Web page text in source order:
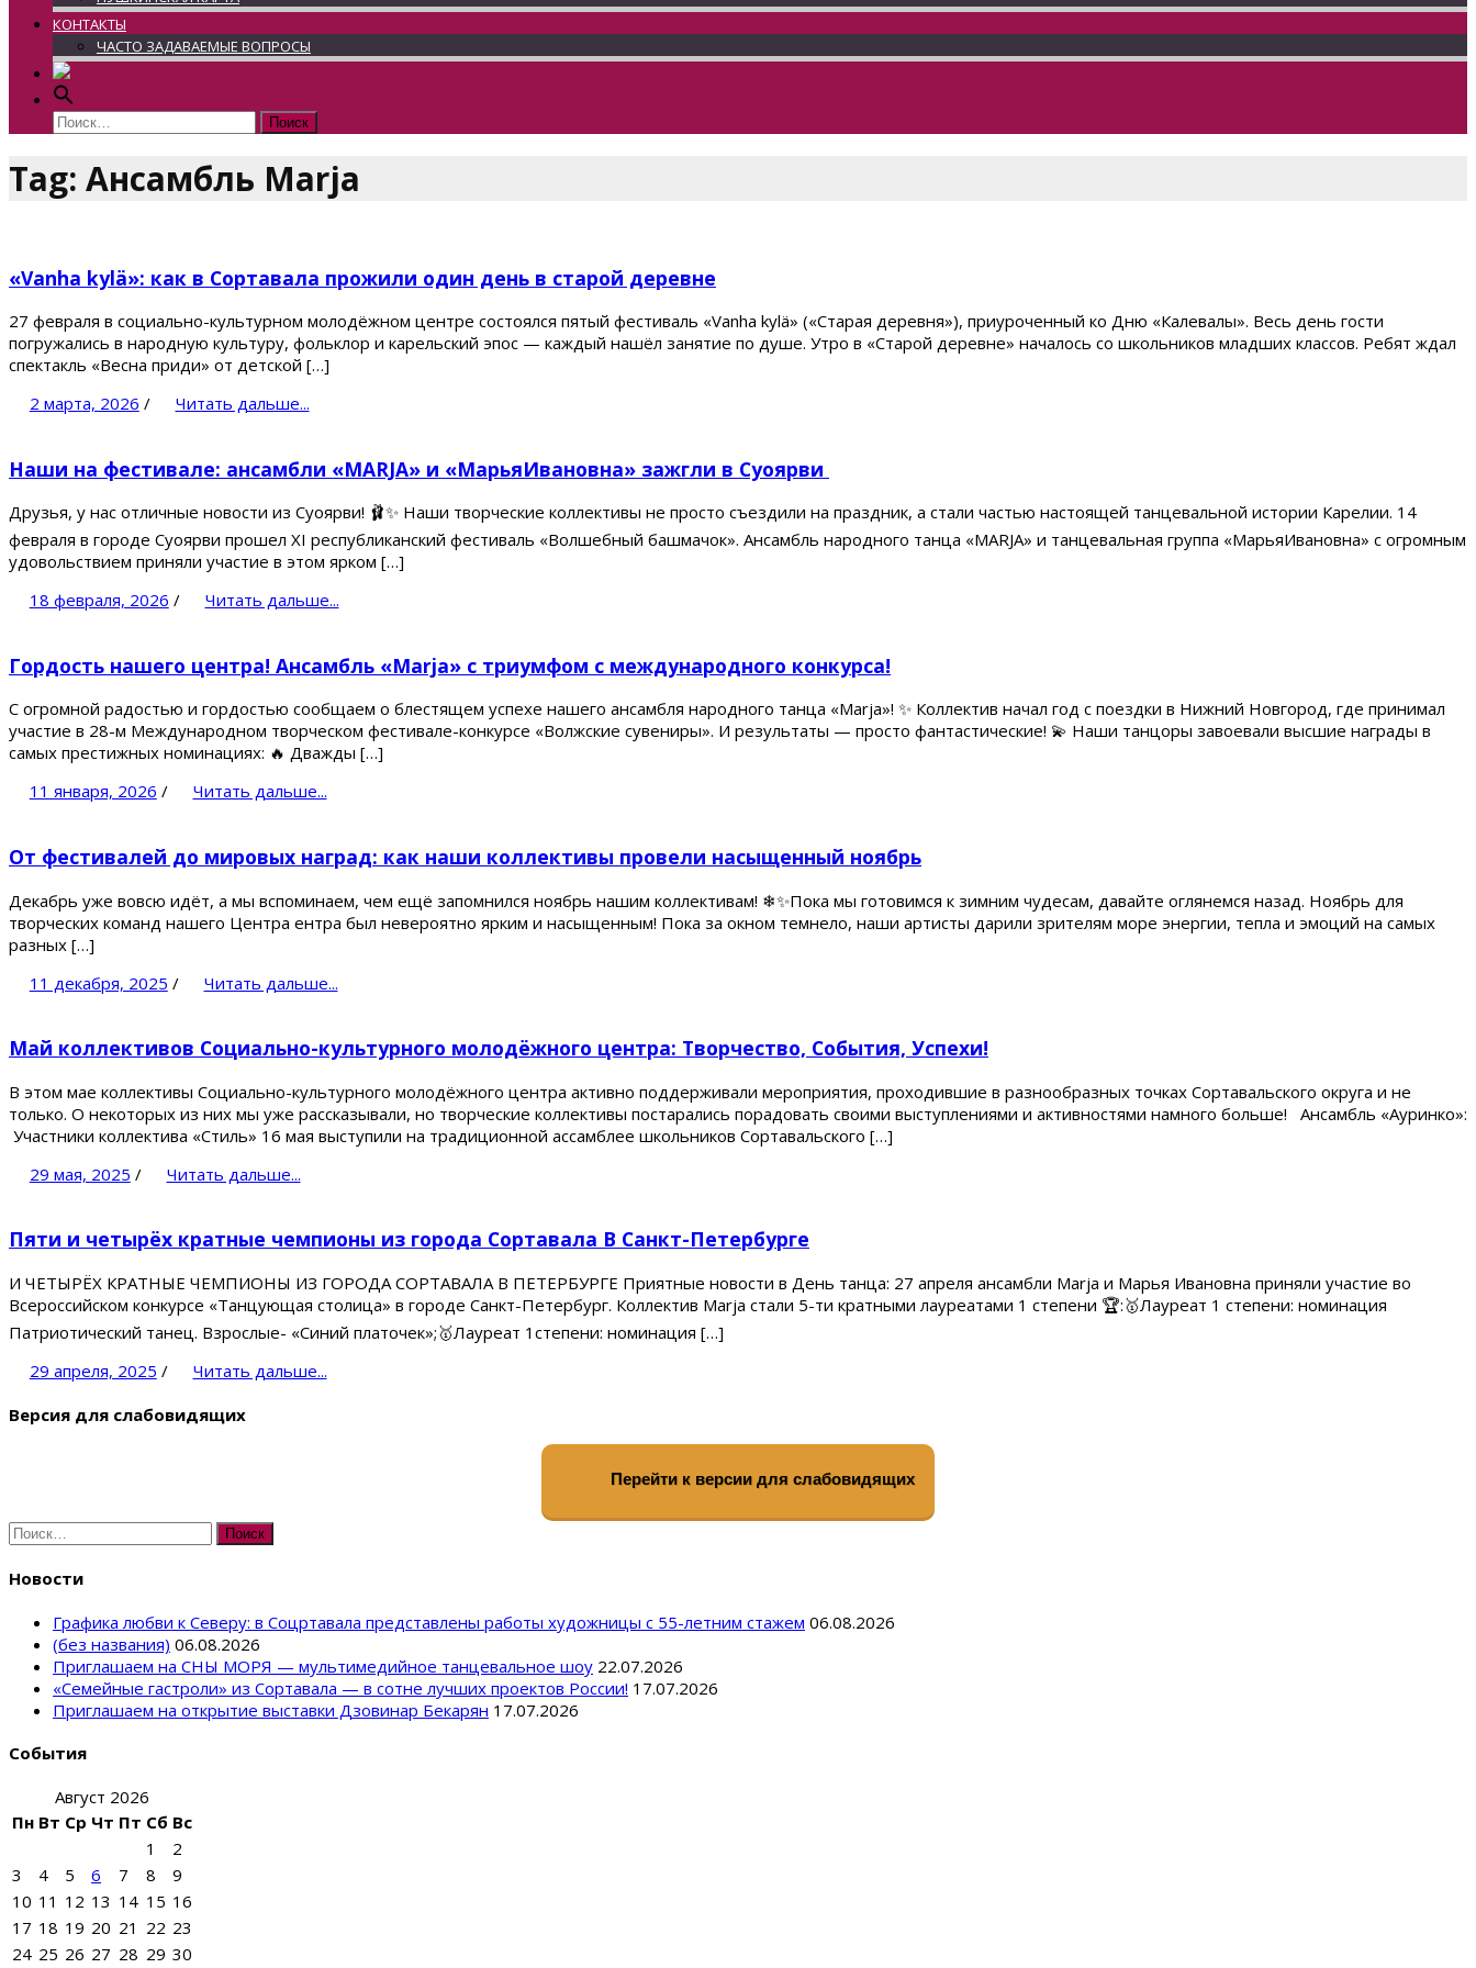
КОНТАКТЫ
ЧАСТО ЗАДАВАЕМЫЕ ВОПРОСЫ
Найти:
Tag: Ансамбль Marja
«Vanha kylä»: как в Сортавала прожили один день в старой деревне
27 февраля в социально-культурном молодёжном центре состоялся пятый фестиваль «Vanha kylä» («Старая деревня»), приуроченный ко Дню «Калевалы». Весь день гости
погружались в народную культуру, фольклор и карельский эпос — каждый нашёл занятие по душе. Утро в «Старой деревне» началось со школьников младших классов. Ребят ждал
спектакль «Весна приди» от детской […]
2 марта, 2026 / Читать дальше...
Наши на фестивале: ансамбли «MARJA» и «МарьяИвановна» зажгли в Суоярви
Друзья, у нас отличные новости из Суоярви! 🩰✨ Наши творческие коллективы не просто съездили на праздник, а стали частью настоящей танцевальной истории Карелии. 14
февраля в городе Суоярви прошел XI республиканский фестиваль «Волшебный башмачок». Ансамбль народного танца «MARJA» и танцевальная группа «МарьяИвановна» с огромным
удовольствием приняли участие в этом ярком […]
18 февраля, 2026 / Читать дальше...
Гордость нашего центра! Ансамбль «Marja» с триумфом с международного конкурса!
С огромной радостью и гордостью сообщаем о блестящем успехе нашего ансамбля народного танца «Marja»! ✨ Коллектив начал год с поездки в Нижний Новгород, где принимал
участие в 28-м Международном творческом фестивале-конкурсе «Волжские сувениры». И результаты — просто фантастические! 💫 Наши танцоры завоевали высшие награды в
самых престижных номинациях: 🔥 Дважды […]
11 января, 2026 / Читать дальше...
От фестивалей до мировых наград: как наши коллективы провели насыщенный ноябрь
Декабрь уже вовсю идёт, а мы вспоминаем, чем ещё запомнился ноябрь нашим коллективам! ❄✨Пока мы готовимся к зимним чудесам, давайте оглянемся назад. Ноябрь для
творческих команд нашего Центра ентра был невероятно ярким и насыщенным! Пока за окном темнело, наши артисты дарили зрителям море энергии, тепла и эмоций на самых
разных […]
11 декабря, 2025 / Читать дальше...
Май коллективов Социально-культурного молодёжного центра: Творчество, События, Успехи!
В этом мае коллективы Социально-культурного молодёжного центра активно поддерживали мероприятия, проходившие в разнообразных точках Сортавальского округа и не
только. О некоторых из них мы уже рассказывали, но творческие коллективы постарались порадовать своими выступлениями и активностями намного больше! Ансамбль «Ауринко»:
Участники коллектива «Стиль» 16 мая выступили на традиционной ассамблее школьников Сортавальского […]
29 мая, 2025 / Читать дальше...
Пяти и четырёх кратные чемпионы из города Сортавала В Санкт-Петербурге
И ЧЕТЫРЁХ КРАТНЫЕ ЧЕМПИОНЫ ИЗ ГОРОДА СОРТАВАЛА В ПЕТЕРБУРГЕ Приятные новости в День танца: 27 апреля ансамбли Marja и Марья Ивановна приняли участие во
Всероссийском конкурсе «Танцующая столица» в городе Санкт-Петербург. Коллектив Marja стали 5-ти кратными лауреатами 1 степени 🏆:🥇Лауреат 1 степени: номинация
Патриотический танец. Взрослые- «Синий платочек»;🥇Лауреат 1степени: номинация […]
29 апреля, 2025 /
Читать дальше...
Версия для слабовидящих
Перейти к версии для слабовидящих
Найти:
Новости
Графика любви к Северу: в Соцртавала представлены работы художницы с 55-летним стажем 06.08.2026
(без названия) 06.08.2026
Приглашаем на СНЫ МОРЯ — мультимедийное танцевальное шоу 22.07.2026
«Семейные гастроли» из Сортавала — в сотне лучших проектов России! 17.07.2026
Приглашаем на открытие выставки Дзовинар Бекарян 17.07.2026
События
Август 2026
Пн Вт Ср Чт Пт Сб Вс
1
2
3
4 5 6 7 8
9
10 11 12 13 14 15 16
17 18 19 20 21 22 23
24 25 26 27 28 29 30